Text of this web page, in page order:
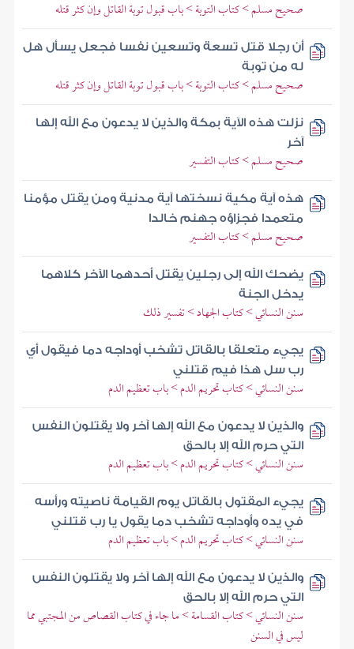
صحيح مسلم > كتاب التوبة > باب قبول توبة القاتل وإن كثر قتله
أن رجلا قتل تسعة وتسعين نفسا فجعل يسأل هل
له من توبة
صحيح مسلم > كتاب التوبة > باب قبول توبة القاتل وإن كثر قتله
نزلت هذه الآية بمكة والذين لا يدعون مع الله إلها
آخر
صحيح مسلم > كتاب التفسير
هذه آية مكية نسختها آية مدنية ومن يقتل مؤمنا
متعمدا فجزاؤه جهنم خالدا
صحيح مسلم > كتاب التفسير
يضحك الله إلى رجلين يقتل أحدهما الآخر كلاهما
يدخل الجنة
سنن النسائي > كتاب الجهاد > تفسير ذلك
يجيء متعلقا بالقاتل تشخب أوداجه دما فيقول أي
رب سل هذا فيم قتلني
سنن النسائي > كتاب تحريم الدم > باب تعظيم الدم
والذين لا يدعون مع الله إلها آخر ولا يقتلون النفس
التي حرم الله إلا بالحق
سنن النسائي > كتاب تحريم الدم > باب تعظيم الدم
يجيء المقتول بالقاتل يوم القيامة ناصيته ورأسه
في يده وأوداجه تشخب دما يقول يا رب قتلني
سنن النسائي > كتاب تحريم الدم > باب تعظيم الدم
والذين لا يدعون مع الله إلها آخر ولا يقتلون النفس
التي حرم الله إلا بالحق
سنن النسائي > كتاب القسامة > ما جاء في كتاب القصاص من المجتبي مما
ليس في السنن